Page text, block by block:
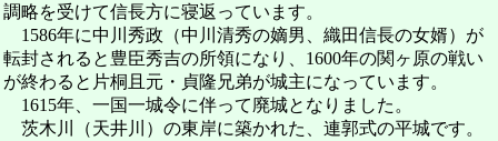
調略を受けて信長方に寝返っています。
1586年に中川秀政（中川清秀の嫡男、織田信長の女婿）が
転封されると豊臣秀吉の所領になり、1600年の関ヶ原の戦い
が終わると片桐且元・貞隆兄弟が城主になっています。
1615年、一国一城令に伴って廃城となりました。
茨木川（天井川）の東岸に築かれた、連郭式の平城です。